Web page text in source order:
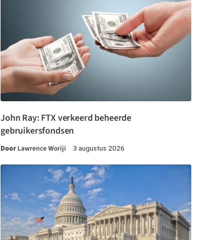
John Ray: FTX verkeerd beheerde
gebruikersfondsen
DoorLawrence Woriji 3 augustus 2026